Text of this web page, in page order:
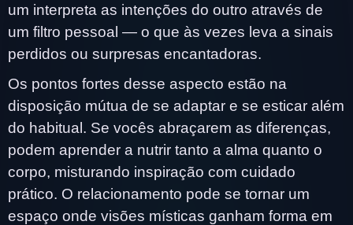
um interpreta as intenções do outro através de
um filtro pessoal — o que às vezes leva a sinais
perdidos ou surpresas encantadoras.
Os pontos fortes desse aspecto estão na
disposição mútua de se adaptar e se esticar além
do habitual. Se vocês abraçarem as diferenças,
podem aprender a nutrir tanto a alma quanto o
corpo, misturando inspiração com cuidado
prático. O relacionamento pode se tornar um
espaço onde visões místicas ganham forma em